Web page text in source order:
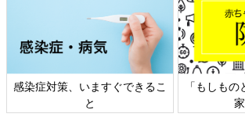
赤ちゃん・
日本外来小児科学会リーフレッ